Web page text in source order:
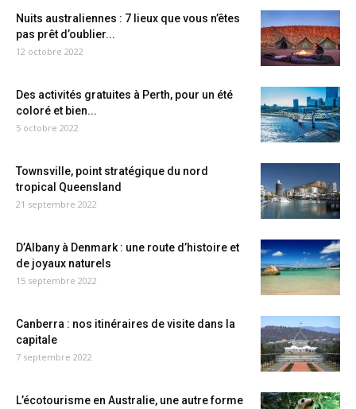
Nuits australiennes : 7 lieux que vous n’êtes
pas prêt d’oublier...
12 octobre 2022
Des activités gratuites à Perth, pour un été
coloré et bien...
5 octobre 2022
Townsville, point stratégique du nord
tropical Queensland
21 septembre 2022
D’Albany à Denmark : une route d’histoire et
de joyaux naturels
15 septembre 2022
Canberra : nos itinéraires de visite dans la
capitale
7 septembre 2022
L’écotourisme en Australie, une autre forme